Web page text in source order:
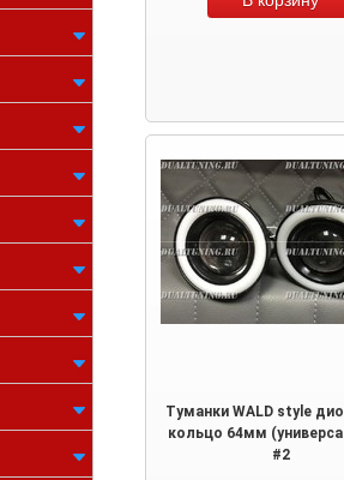
Туманки WALD style
кольцо 64мм
#2